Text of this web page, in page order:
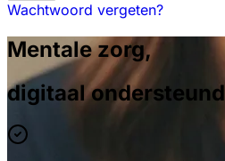
Wachtwoord vergeten?
Mentale zorg,
digitaal ondersteund